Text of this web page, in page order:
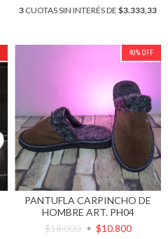
3 CUOTAS SIN INTERÉS DE $3.333,33
40% OFF
PANTUFLA CARPINCHO DE
HOMBRE ART. PH04
$18.000
$10.800